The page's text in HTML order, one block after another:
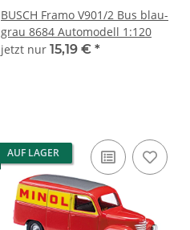
BUSCH Framo V901/2 Bus blau-
grau 8684 Automodell 1:120
jetzt nur 15,19 € *
AUF LAGER